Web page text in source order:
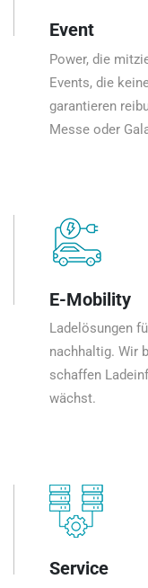
Event
Power, die
Events, die
garantieren
Messe oder
E-Mobility
Ladelösungen
nachhaltig. Wir
schaffen
wächst.
Service